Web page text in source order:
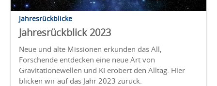
Jahresrückblicke
Jahresrückblick 2023
Neue und alte Missionen erkunden das All,
Forschende entdecken eine neue Art von
Gravitationewellen und KI erobert den Alltag. Hier
blicken wir auf das Jahr 2023 zurück.